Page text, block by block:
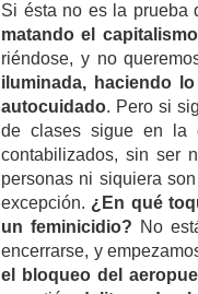
Si ésta no es la prueba
matando el
riéndose, y no
iluminada, haciendo
autocuidado. Pero si
de clases sigue en la
contabilizados, sin ser
personas ni siquiera
excepción. ¿En qué
un feminicidio? No
encerrarse, y
el bloqueo del